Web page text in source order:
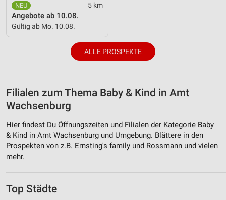
5 km
Angebote ab 10.08.
Gültig ab Mo. 10.08.
ALLE PROSPEKTE
Filialen zum Thema Baby & Kind in Amt
Wachsenburg
Hier findest Du Öffnungszeiten und Filialen der Kategorie Baby
& Kind in Amt Wachsenburg und Umgebung. Blättere in den
Prospekten von z.B. Ernsting's family und Rossmann und vielen
mehr.
Top Städte